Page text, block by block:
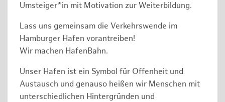
Umsteiger*in mit Motivation zur Weiterbildung.
Lass uns gemeinsam die Verkehrswende im
Hamburger Hafen vorantreiben!
Wir machen HafenBahn.
Unser Hafen ist ein Symbol für Offenheit und
Austausch und genauso heißen wir Menschen mit
unterschiedlichen Hintergründen und